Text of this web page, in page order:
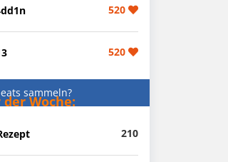
520
520
sammeln?
der Woche:
210